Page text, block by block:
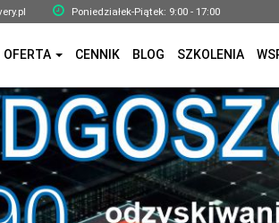
Poniedziałek-Piątek: 9:00 - 17:00
OFERTA CENNIK BLOG SZKOLENIA